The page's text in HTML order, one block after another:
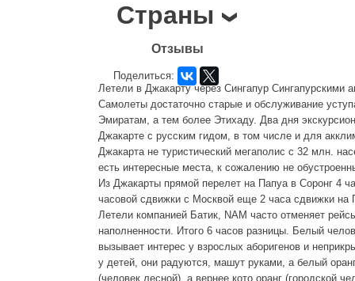
Страны
Отзывы
Поделиться:
Летели в Джакарту через Сингапур Сингапурскими
Самолеты достаточно старые и обслуживание
Эмиратам, а тем более Этихаду. Два дня
Джакарте с русским гидом, в том числе и для
Джакарта не туристический мегаполис с 32 млн.
есть интересные места, к сожалению не
Из Джакарты прямой перелет на Папуа в Соронг 4
часовой сдвижки с Москвой еще 2 часа сдвижки на
Летели компанией Батик, NAM часто отменяет
наполненности. Итого 6 часов разницы. Белый
вызывает интерес у взрослых аборигенов и
у детей, они радуются, машут руками, а белый оранг
(человек лесной), а вернее кото оранг (городской